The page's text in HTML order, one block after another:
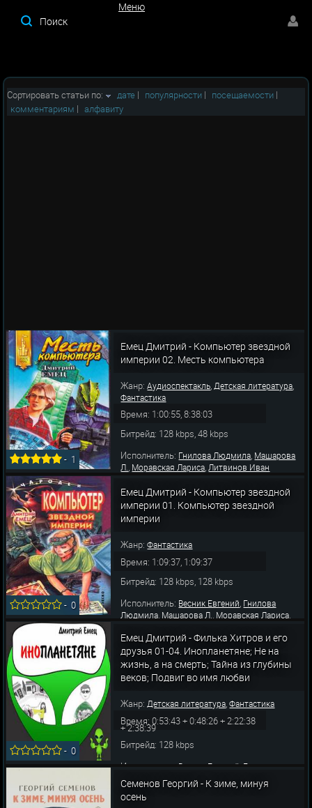
Меню
Сортировать статьи по: дате | популярности | посещаемости |
комментариям | алфавиту
- 1
Емец Дмитрий - Компьютер звездной
империи 02. Месть компьютера
Жанр:Аудиоспектакль,Детская литература,
Фантастика
Время: 1:00:55, 8:38:03
Битрейд: 128 kbps, 48 kbps
Исполнитель: Гнилова Людмила, Машарова
Л. , Моравская Лариса,Литвинов Иван
-0
Емец Дмитрий - Компьютер звездной
империи 01. Компьютер звездной
империи
Жанр:Фантастика
Время: 1:09:37, 1:09:37
Битрейд: 128 kbps, 128 kbps
Исполнитель: Весник Евгений, Гнилова
Людмила, Машарова Л. , Моравская Лариса,
-0
Емец Дмитрий - Филька Хитров и его
друзья 01-04. Инопланетяне; Не на
жизнь, а на смерть; Тайна из глубины
веков; Подвиг во имя любви
Жанр:Детская литература,Фантастика
Время: 0:53:43 + 0:48:26 + 2:22:38
+ 2:38:39
Битрейд: 128 kbps
Исполнитель: Весник Евгений Гнилова
Людмила
Машарова Л.
Гнилова Людмила,Левашев Владимир
Семенов Георгий - К зиме, минуя
осень